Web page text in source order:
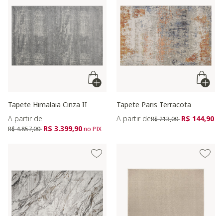
Tapete Himalaia Cinza II
A partir de
Preço reduzido de
R$ 4.857,00 para
R$ 3.399,90no PIX
Tapete Paris Terracota
A partir dePreço reduzido de
R$ 213,00 para
R$ 144,90